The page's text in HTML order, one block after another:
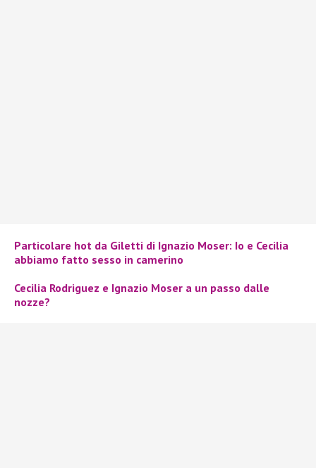
Particolare hot da Giletti di Ignazio Moser: Io e Cecilia
abbiamo fatto sesso in camerino
Cecilia Rodriguez e Ignazio Moser a un passo dalle
nozze?